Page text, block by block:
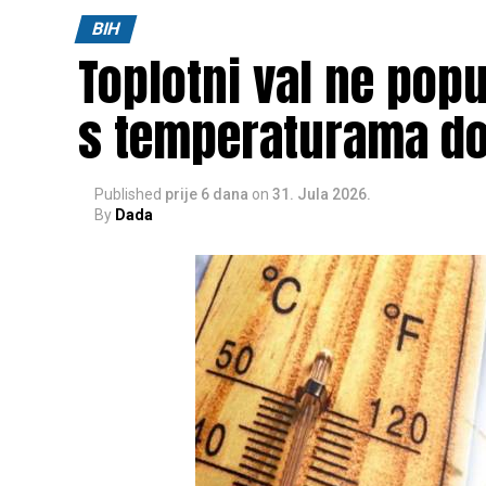
Tweet
BIH
Toplotni val ne
s temperaturama
Published prije 6 dana on 31. Jula 2026.
By Dada